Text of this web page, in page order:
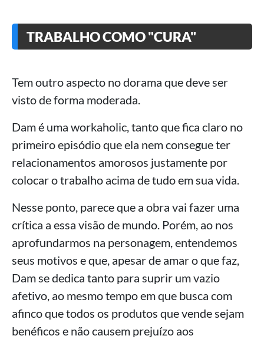
TRABALHO COMO "CURA"
Tem outro aspecto no dorama que deve ser
visto de forma moderada.
Dam é uma workaholic, tanto que fica claro no
primeiro episódio que ela nem consegue ter
relacionamentos amorosos justamente por
colocar o trabalho acima de tudo em sua vida.
Nesse ponto, parece que a obra vai fazer uma
crítica a essa visão de mundo. Porém, ao nos
aprofundarmos na personagem, entendemos
seus motivos e que, apesar de amar o que faz,
Dam se dedica tanto para suprir um vazio
afetivo, ao mesmo tempo em que busca com
afinco que todos os produtos que vende sejam
benéficos e não causem prejuízo aos